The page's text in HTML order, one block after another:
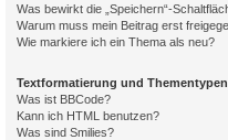
Was bewirkt die „Speichern“-
Warum muss mein Beitrag erst
Wie markiere ich ein Thema als neu?
Textformatierung und Thementypen
Was ist BBCode?
Kann ich HTML benutzen?
Was sind Smilies?